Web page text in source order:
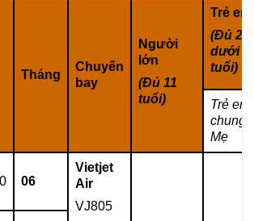
Tháng
Chuyến
bay
Người
lớn
(Đủ 11
tuổi)
Trẻ em
(Đủ 2 <
dưới
tuổi)
Trẻ
chung
Mẹ
06
Vietjet
Air
VJ805